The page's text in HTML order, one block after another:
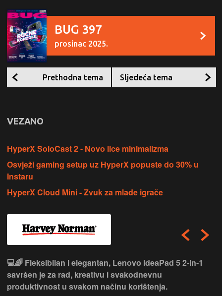
BUG 397
prosinac 2025.
Prethodna tema Sljedeća tema
VEZANO
HyperX SoloCast 2 - Novo lice minimalizma
Osvježi gaming setup uz HyperX popuste do 30% u
Instaru
HyperX Cloud Mini - Zvuk za mlade igrače
💻🌈 Fleksibilan i elegantan, Lenovo IdeaPad 5 2‑in‑1
savršen je za rad, kreativu i svakodnevnu
produktivnost u svakom načinu korištenja.